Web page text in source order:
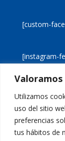
Utilizamos
uso del sitio
preferencias
tus hábitos de
[custom-
[instagram-